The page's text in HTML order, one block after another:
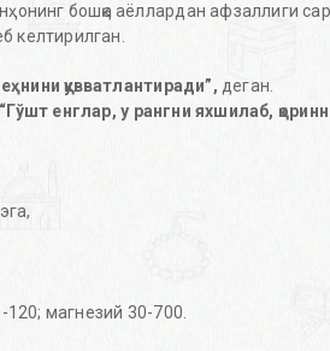
бошқа аёллардан афзаллиги
келтирилган.
қувватлантиради”, деган.
енглар, у рангни яхшилаб,
магнезий 30-700.